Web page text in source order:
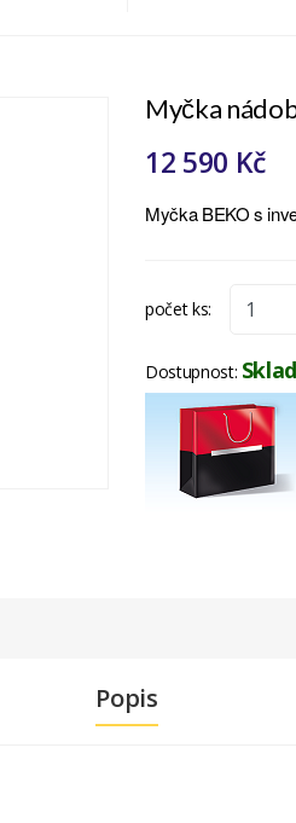
Myčka
12 590 Kč
Myčka BEKO s
počet ks:
Dostupnost:
Popis